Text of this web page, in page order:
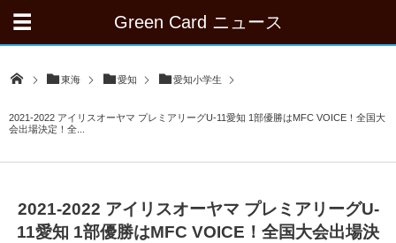
Green Card ニュース
東海 愛知 愛知小学生
2021-2022 アイリスオーヤマ プレミアリーグU-11愛知 1部優勝はMFC VOICE！全国大
会出場決定！全...
2021-2022 アイリスオーヤマ プレミアリーグU-
11愛知 1部優勝はMFC VOICE！全国大会出場決